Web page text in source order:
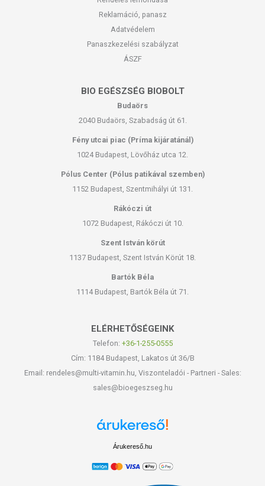
Reklamáció, panasz
Adatvédelem
Panaszkezelési szabályzat
ÁSZF
BIO EGÉSZSÉG BIOBOLT
Budaörs
2040 Budaörs, Szabadság út 61.
Fény utcai piac (Príma kijáratánál)
1024 Budapest, Lövőház utca 12.
Pólus Center (Pólus patikával szemben)
1152 Budapest, Szentmihályi út 131.
Rákóczi út
1072 Budapest, Rákóczi út 10.
Szent István körút
1137 Budapest, Szent István Körút 18.
Bartók Béla
1114 Budapest, Bartók Béla út 71.
ELÉRHETŐSÉGEINK
Telefon: +36-1-255-0555
Cím: 1184 Budapest, Lakatos út 36/B
Email: rendeles@multi-vitamin.hu, Viszonteladói - Partneri - Sales:
sales@bioegeszseg.hu
Árukereső.hu